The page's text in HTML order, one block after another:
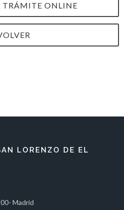
TRÁMITE ONLINE
LORENZO DE EL
Madrid